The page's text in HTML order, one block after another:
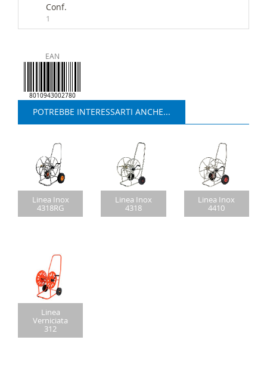
Conf.
1
EAN
8010943002780
POTREBBE INTERESSARTI ANCHE...
Linea Inox
4318RG
Linea Inox
4318
Linea Inox
4410
Linea
Verniciata
312